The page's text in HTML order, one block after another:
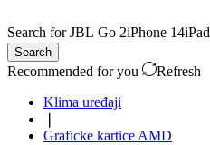
Search forJBL Go 2iPhone 14iPad
Search
Recommended for you
Refresh
Klima uređaji
Graficke kartice AMD